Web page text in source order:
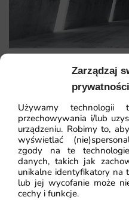
Zarządzaj
Używamy
przechowywania i/lub
urządzeniu. Robimy to,
wyświetlać
zgody na te
danych, takich jak
unikalne identyfikatory na
lub jej wycofanie może
cechy i funkcje.
razie potrzeby służymy
zamówienia.
Decydując się na
tylko estetyczną
posłuży na lata. Każdy
zamówienie z dbałością o
dynamiczny motyw
klimatyczne ujęcie
wyrazisty akcent dla
Fototapeta Korytarz 3D
41.93zł 64.51zł
Najniższa cena z 30 dni:41.93zł
ZOBACZ